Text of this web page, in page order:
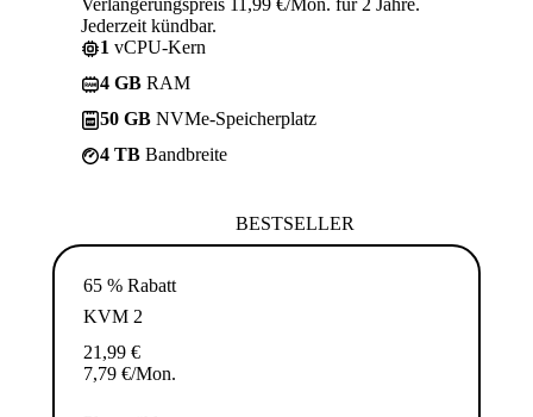
Verlängerungspreis 11,99 €/Mon. für 2 Jahre.
Jederzeit kündbar.
1 vCPU-Kern
4 GB RAM
50 GB NVMe-Speicherplatz
4 TB Bandbreite
BESTSELLER
65 % Rabatt
KVM 2
21,99 €
7,79 €/Mon.